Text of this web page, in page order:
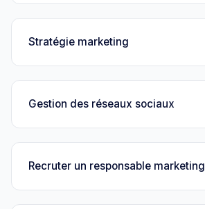
Stratégie marketing
Gestion des réseaux sociaux
Recruter un responsable marketing